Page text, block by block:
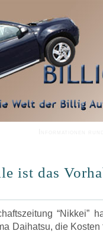
ist das
“Nikkei”
Daihatsu, die